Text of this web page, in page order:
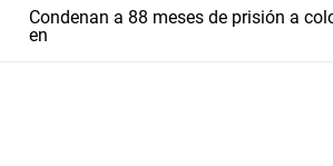
Condenan a 88 meses de prisión a
en